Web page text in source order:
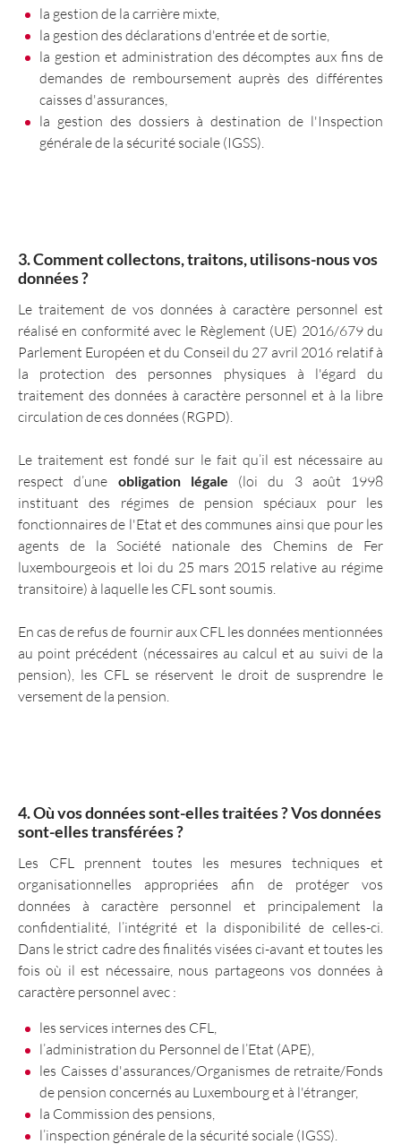
la gestion de la carrière mixte,
la gestion des déclarations d'entrée et de sortie,
la gestion et administration des décomptes aux fins de
demandes de remboursement auprès des différentes
caisses d'assurances,
la gestion des dossiers à destination de l'Inspection
générale de la sécurité sociale (IGSS).
3. Comment collectons, traitons, utilisons-nous vos
données ?
Le traitement de vos données à caractère personnel est
réalisé en conformité avec le Règlement (UE) 2016/679 du
Parlement Européen et du Conseil du 27 avril 2016 relatif à
la protection des personnes physiques à l'égard du
traitement des données à caractère personnel et à la libre
circulation de ces données (RGPD).
Le traitement est fondé sur le fait qu’il est nécessaire au
respect d’une obligation légale (loi du 3 août 1998
instituant des régimes de pension spéciaux pour les
fonctionnaires de l'Etat et des communes ainsi que pour les
agents de la Société nationale des Chemins de Fer
luxembourgeois et loi du 25 mars 2015 relative au régime
transitoire) à laquelle les CFL sont soumis.
En cas de refus de fournir aux CFL les données mentionnées
au point précédent (nécessaires au calcul et au suivi de la
pension), les CFL se réservent le droit de susprendre le
versement de la pension.
4. Où vos données sont-elles traitées ? Vos données
sont-elles transférées ?
Les CFL prennent toutes les mesures techniques et
organisationnelles appropriées afin de protéger vos
données à caractère personnel et principalement la
confidentialité, l’intégrité et la disponibilité de celles-ci.
Dans le strict cadre des finalités visées ci-avant et toutes les
fois où il est nécessaire, nous partageons vos données à
caractère personnel avec :
les services internes des CFL,
l’administration du Personnel de l’Etat (APE),
les Caisses d'assurances/Organismes de retraite/Fonds
de pension concernés au Luxembourg et à l'étranger,
la Commission des pensions,
l’inspection générale de la sécurité sociale (IGSS).